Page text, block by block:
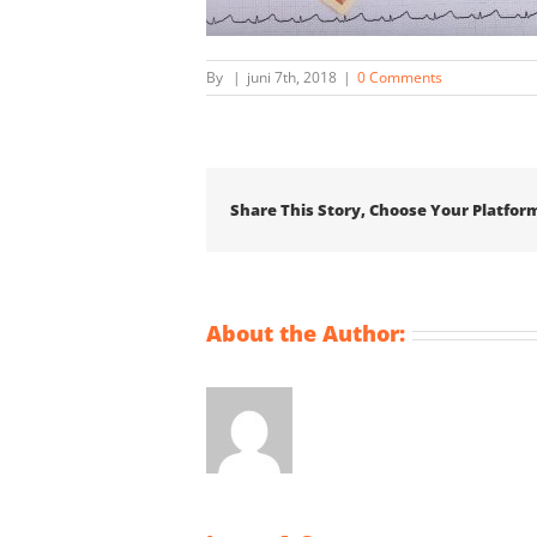
By | juni 7th, 2018 | 0 Comments
Share This Story, Choose Your
About the Author: